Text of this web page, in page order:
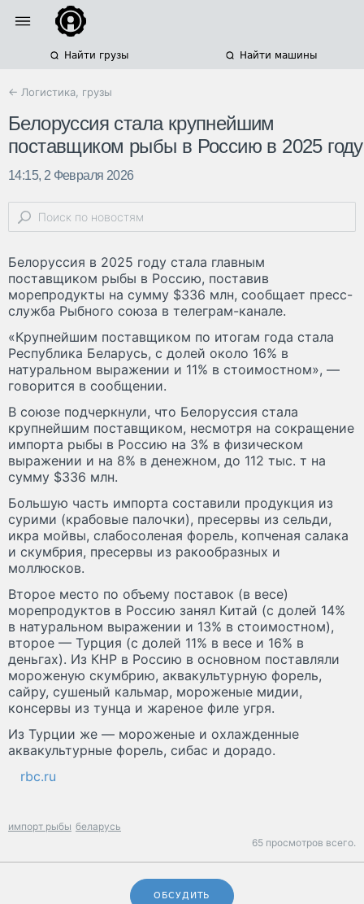
Найти грузы Найти машины
← Логистика, грузы
Белоруссия стала крупнейшим
поставщиком рыбы в Россию в 2025 году
14:15, 2 Февраля 2026
Белоруссия в 2025 году стала главным
поставщиком рыбы в Россию, поставив
морепродукты на сумму $336 млн, сообщает пресс-
служба Рыбного союза в телеграм-канале.
«Крупнейшим поставщиком по итогам года стала
Республика Беларусь, с долей около 16% в
натуральном выражении и 11% в стоимостном», —
говорится в сообщении.
В союзе подчеркнули, что Белоруссия стала
крупнейшим поставщиком, несмотря на сокращение
импорта рыбы в Россию на 3% в физическом
выражении и на 8% в денежном, до 112 тыс. т на
сумму $336 млн.
Большую часть импорта составили продукция из
сурими (крабовые палочки), пресервы из сельди,
икра мойвы, слабосоленая форель, копченая салака
и скумбрия, пресервы из ракообразных и
моллюсков.
Второе место по объему поставок (в весе)
морепродуктов в Россию занял Китай (с долей 14%
в натуральном выражении и 13% в стоимостном),
второе — Турция (с долей 11% в весе и 16% в
деньгах). Из КНР в Россию в основном поставляли
мороженую скумбрию, аквакультурную форель,
сайру, сушеный кальмар, мороженые мидии,
консервы из тунца и жареное филе угря.
Из Турции же — мороженые и охлажденные
аквакультурные форель, сибас и дорадо.
rbc.ru
импорт рыбы беларусь
65 просмотров всего.
ОБСУДИТЬ